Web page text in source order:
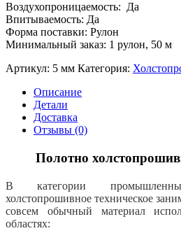
Воздухопроницаемость: Да
Впитываемость: Да
Форма поставки: Рулон
Минимальный заказ: 1 рулон, 50 м
Артикул: 5 мм Категория:
Описание
Детали
Доставка
Отзывы (0)
Полотно
В категории
холстопрошивное техническое
совсем обычный материал
областях: